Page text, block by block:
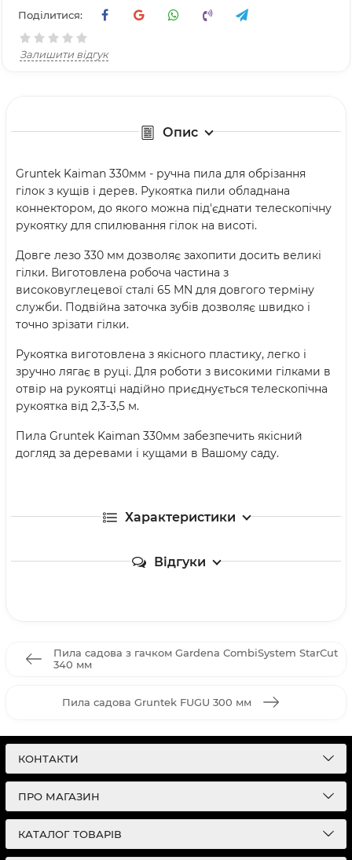
Поділитися:
Залишити відгук
Опис
Gruntek Kaiman 330мм - ручна пила для обрізання
гілок з кущів і дерев. Рукоятка пили обладнана
коннектором, до якого можна під'єднати телескопічну
рукоятку для спилювання гілок на висоті.
Довге лезо 330 мм дозволяє захопити досить великі
гілки. Виготовлена робоча частина з
високовуглецевої сталі 65 MN для довгого терміну
служби. Подвійна заточка зубів дозволяє швидко і
точно зрізати гілки.
Рукоятка виготовлена з якісного пластику, легко і
зручно лягає в руці. Для роботи з високими гілками в
отвір на рукоятці надійно приєднується телескопічна
рукоятка від 2,3-3,5 м.
Пила Gruntek Kaiman 330мм забезпечить якісний
догляд за деревами і кущами в Вашому саду.
Характеристики
Відгуки
Пила садова з гачком Gardena CombiSystem StarCut
340 мм
Пила садова Gruntek FUGU 300 мм
КОНТАКТИ
ПРО МАГАЗИН
КАТАЛОГ ТОВАРІВ